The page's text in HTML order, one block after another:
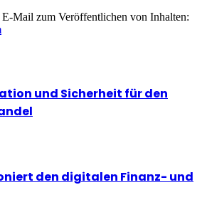
E-Mail zum Veröffentlichen von Inhalten:
und Sicherheit für den
den digitalen Finanz- und